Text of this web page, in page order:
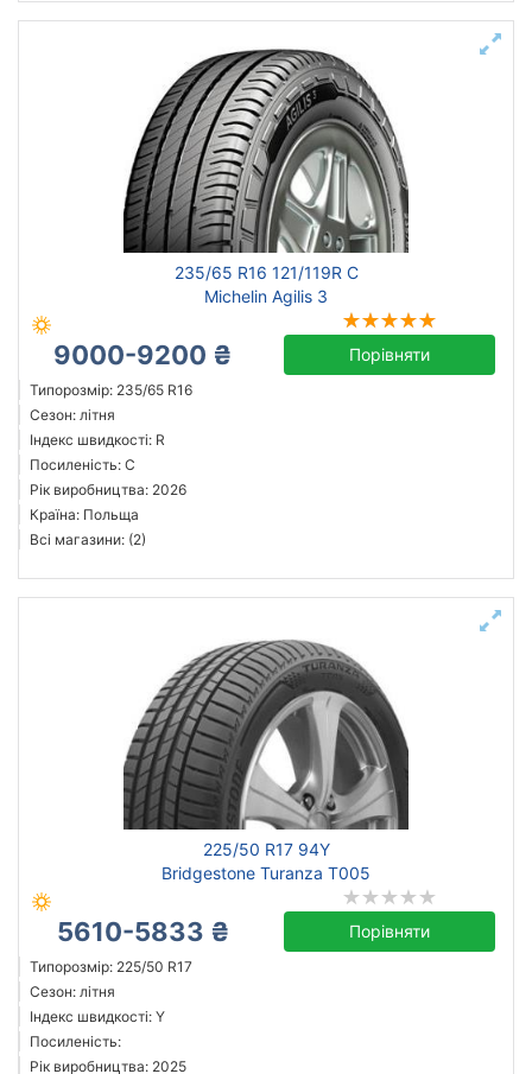
235/65 R16 121/119R C
Michelin Agilis 3
9000-9200 ₴ Порівняти
Типорозмір: 235/65 R16
Сезон: літня
Індекс швидкості: R
Посиленість: C
Рік виробництва: 2026
Країна: Польща
Всі магазини: (2)
225/50 R17 94Y
Bridgestone Turanza T005
5610-5833 ₴ Порівняти
Типорозмір: 225/50 R17
Сезон: літня
Індекс швидкості: Y
Посиленість:
Рік виробництва: 2025